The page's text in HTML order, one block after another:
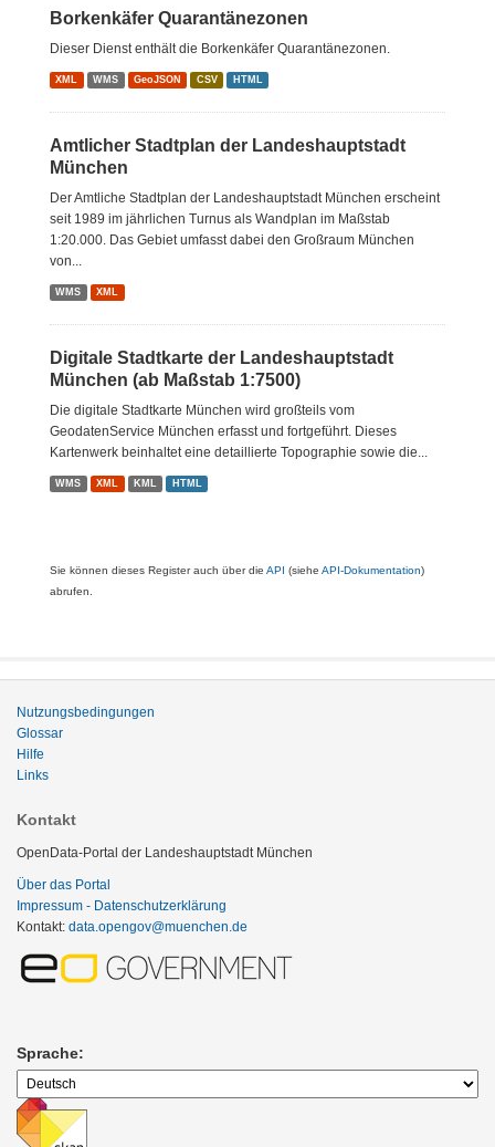
Borkenkäfer Quarantänezonen
Dieser Dienst enthält die Borkenkäfer Quarantänezonen.
XML WMS GeoJSON CSV HTML
Amtlicher Stadtplan der Landeshauptstadt
München
Der Amtliche Stadtplan der Landeshauptstadt München erscheint
seit 1989 im jährlichen Turnus als Wandplan im Maßstab
1:20.000. Das Gebiet umfasst dabei den Großraum München
von...
WMS XML
Digitale Stadtkarte der Landeshauptstadt
München (ab Maßstab 1:7500)
Die digitale Stadtkarte München wird großteils vom
GeodatenService München erfasst und fortgeführt. Dieses
Kartenwerk beinhaltet eine detaillierte Topographie sowie die...
WMS XML KML HTML
Sie können dieses Register auch über die API (siehe API-Dokumentation)
abrufen.
Nutzungsbedingungen
Glossar
Hilfe
Links
Kontakt
OpenData-Portal der Landeshauptstadt München
Über das Portal
Impressum - Datenschutzerklärung
Kontakt: data.opengov@muenchen.de
Sprache